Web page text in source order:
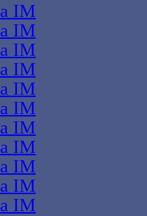
IM
IM
IM
IM
IM
IM
IM
IM
IM
IM
IM